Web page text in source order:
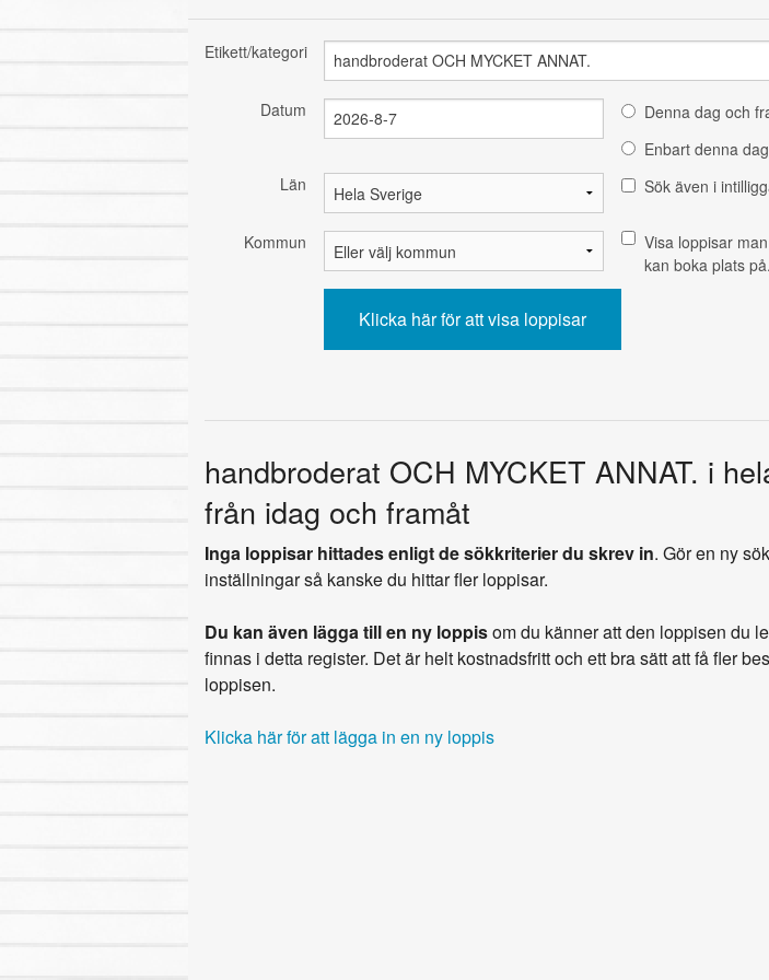
Etikett/kategori
Datum
Denna dag och
Enbart denna dag
Län
Sök även i
Kommun
Visa loppisar man
kan boka plats på.
handbroderat OCH MYCKET ANNAT. i
från idag och framåt
Inga loppisar hittades enligt de sökkriterier du skrev in. Gör en ny
inställningar så kanske du hittar fler loppisar.
Du kan även lägga till en ny loppisom du känner att den loppisen du
finnas i detta register. Det är helt kostnadsfritt och ett bra sätt att få fler
loppisen.
Klicka här för att lägga in en ny loppis